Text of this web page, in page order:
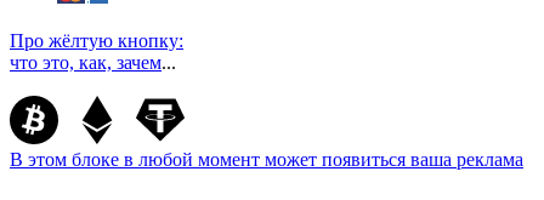
Про жёлтую кнопку:
что это, как, зачем...
В этом блоке в любой момент может появиться ваша реклама